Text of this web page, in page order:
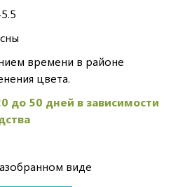
времени в районе
цвета.
до 50 дней в зависимости
виде